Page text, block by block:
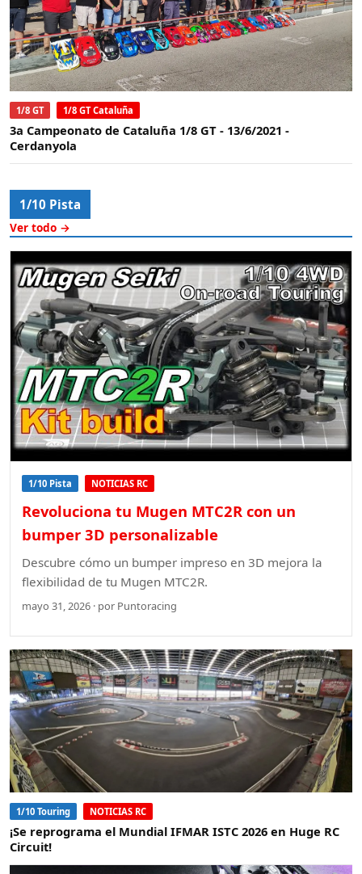
1/8 GT 1/8 GT Cataluña
3a Campeonato de Cataluña 1/8 GT - 13/6/2021 -
Cerdanyola
1/10 Pista
Ver todo →
1/10 Pista NOTICIAS RC
Revoluciona tu Mugen MTC2R con un
bumper 3D personalizable
Descubre cómo un bumper impreso en 3D mejora la
flexibilidad de tu Mugen MTC2R.
mayo 31, 2026 · por Puntoracing
1/10 Touring NOTICIAS RC
¡Se reprograma el Mundial IFMAR ISTC 2026 en Huge RC
Circuit!